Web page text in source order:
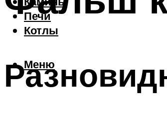
Печи
Котлы
Меню